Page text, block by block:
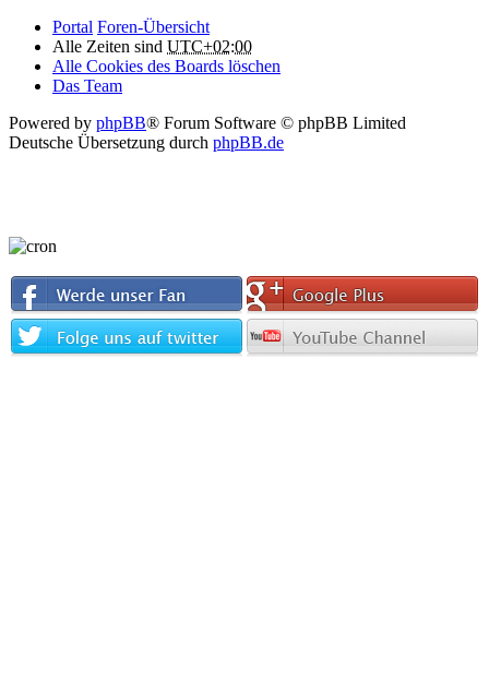
Portal Foren-Übersicht
Alle Zeiten sind UTC+02:00
Alle Cookies des Boards löschen
Das Team
Powered by phpBB® Forum Software © phpBB Limited
Deutsche Übersetzung durch phpBB.de